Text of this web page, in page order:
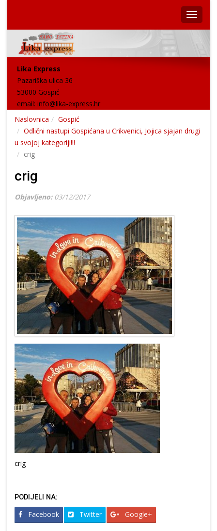
Lika Express
Pazariška ulica 36
53000 Gospić
email: info@lika-express.hr
Naslovnica
Gospić
Odlični nastupi Gospićana u Crikvenici, Jojica sjajan drugi
u svojoj kategoriji!!!
crig
crig
Objavljeno: 03/12/2017
crig
PODIJELI NA:
Facebook Twitter Google+